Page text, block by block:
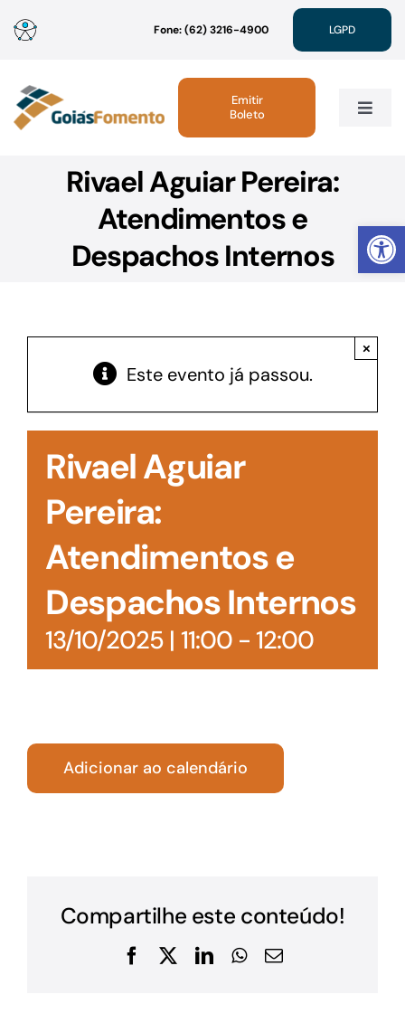
Abrir
para
conteúdo
Fone: (62) 3216-4900 LGPD
Toggle
Institucional
Linhas de Crédito
Acesso à Informação
Emitir
Boleto
Rivael Aguiar Pereira:
Atendimentos e
Despachos Internos
Este evento já passou.
×
Rivael Aguiar
Pereira:
Atendimentos e
Despachos Internos
13/10/2025 | 11:00- 12:00
Adicionar ao calendário
Compartilhe este conteúdo!
Facebook
X LinkedInWhatsApp
E-